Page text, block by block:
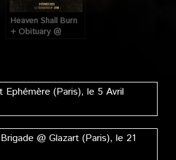
Heaven Shall Burn
+ Obituary @
Ephémère (Paris), le 5 Avril
@ Glazart (Paris), le 21